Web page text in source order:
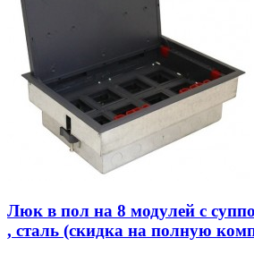
Люк в пол на 8 модулей с
, сталь (скидка на полную